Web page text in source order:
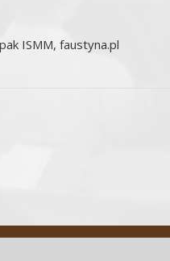
ISMM, faustyna.pl